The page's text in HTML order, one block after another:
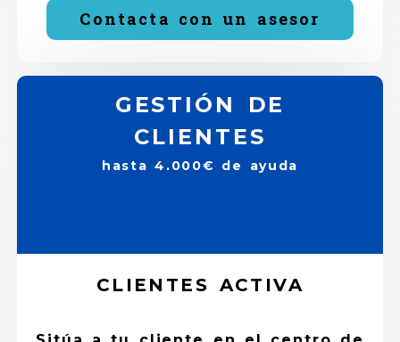
Contacta con un asesor
GESTIÓN DE
CLIENTES
hasta 4.000€ de ayuda
CLIENTES ACTIVA